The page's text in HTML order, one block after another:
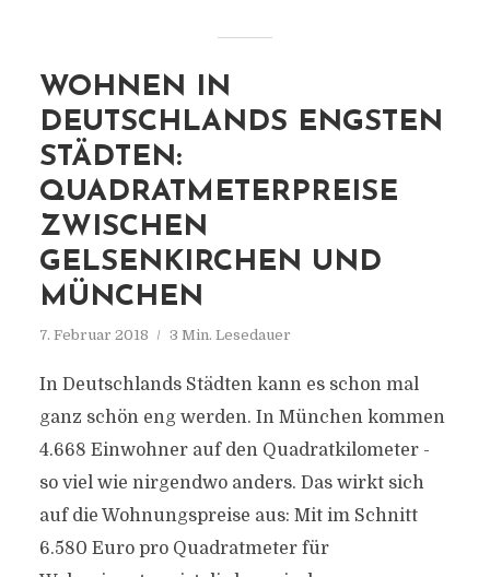
WOHNEN IN
DEUTSCHLANDS ENGSTEN
STÄDTEN:
QUADRATMETERPREISE
ZWISCHEN
GELSENKIRCHEN UND
MÜNCHEN
7. Februar 2018 3 Min. Lesedauer
In Deutschlands Städten kann es schon mal
ganz schön eng werden. In München kommen
4.668 Einwohner auf den Quadratkilometer -
so viel wie nirgendwo anders. Das wirkt sich
auf die Wohnungspreise aus: Mit im Schnitt
6.580 Euro pro Quadratmeter für